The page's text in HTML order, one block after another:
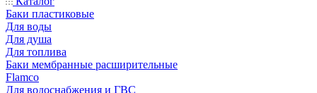
Баки пластиковые
Для воды
Для душа
Для топлива
Баки мембранные расширительные
Flamco
Для водоснабжения и ГВС